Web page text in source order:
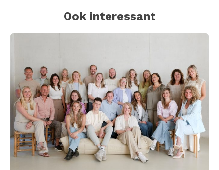
Ook interessant